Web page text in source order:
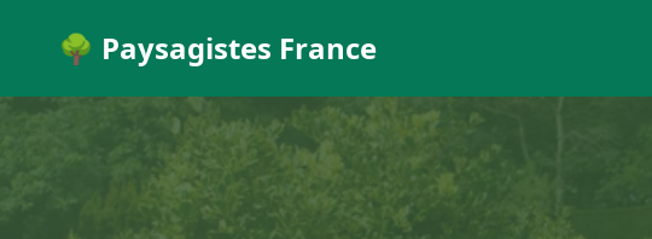
🌳 Paysagistes France